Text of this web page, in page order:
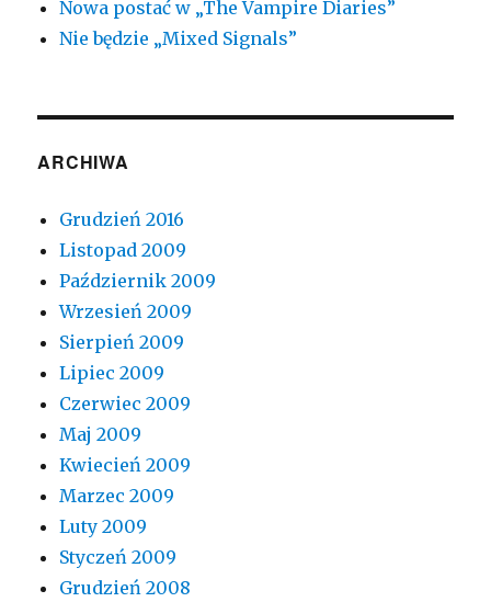
Nowa postać w „The Vampire Diaries”
Nie będzie „Mixed Signals”
ARCHIWA
Grudzień 2016
Listopad 2009
Październik 2009
Wrzesień 2009
Sierpień 2009
Lipiec 2009
Czerwiec 2009
Maj 2009
Kwiecień 2009
Marzec 2009
Luty 2009
Styczeń 2009
Grudzień 2008